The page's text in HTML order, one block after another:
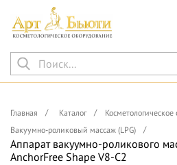
Главная Каталог
Вакуумно-роликовый массаж (LPG)
Аппарат вакуумно-роликового
AnchorFree Shape V8-C2